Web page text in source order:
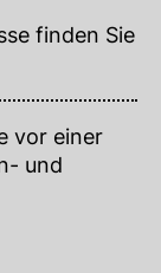
finden Sie
vor einer
und